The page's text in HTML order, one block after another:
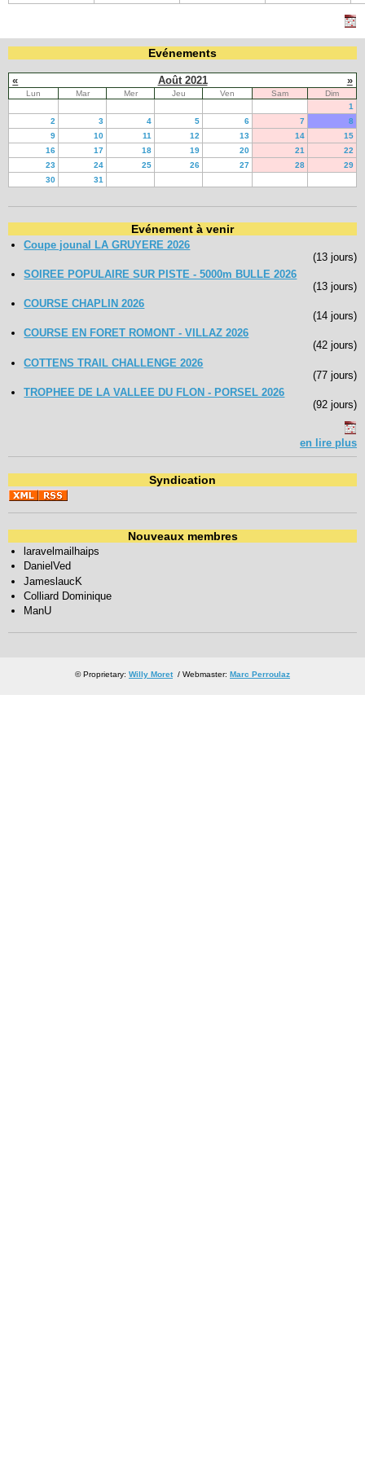
Evénements
« Août 2021 »
Lun Mar Mer Jeu Ven Sam
Dim
1
2
3 4 5 6 7
8
9
10 11 12 13 14
15
16
17 18 19 20 21
22
23
24 25 26 27 28
29
30
31
Evénement à venir
Coupe jounal LA GRUYERE 2026
(13 jours)
SOIREE POPULAIRE SUR PISTE - 5000m BULLE 2026
(13 jours)
COURSE CHAPLIN 2026
(14 jours)
COURSE EN FORET ROMONT - VILLAZ 2026
(42 jours)
COTTENS TRAIL CHALLENGE 2026
(77 jours)
TROPHEE DE LA VALLEE DU FLON - PORSEL 2026
(92 jours)
en lire plus
Syndication
Nouveaux membres
laravelmailhaips
DanielVed
JameslaucK
Colliard Dominique
ManU
© Proprietary: Willy Moret/ Webmaster: Marc Perroulaz